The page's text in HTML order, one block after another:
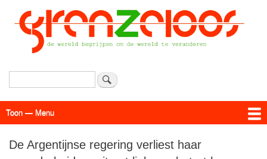
Overslaan
en
naar
de
Zoeken
Menu
Toon — Menu
De Argentijnse regering verliest haar